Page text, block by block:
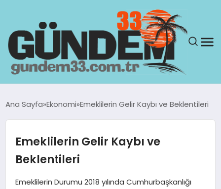
GÜNDEM
YAŞAM
Ana Sayfa Ekonomi Emeklilerin Gelir Kaybı ve Beklentileri
Emeklilerin Gelir Kaybı ve
Beklentileri
Emeklilerin Durumu 2018 yılında Cumhurbaşkanlığı